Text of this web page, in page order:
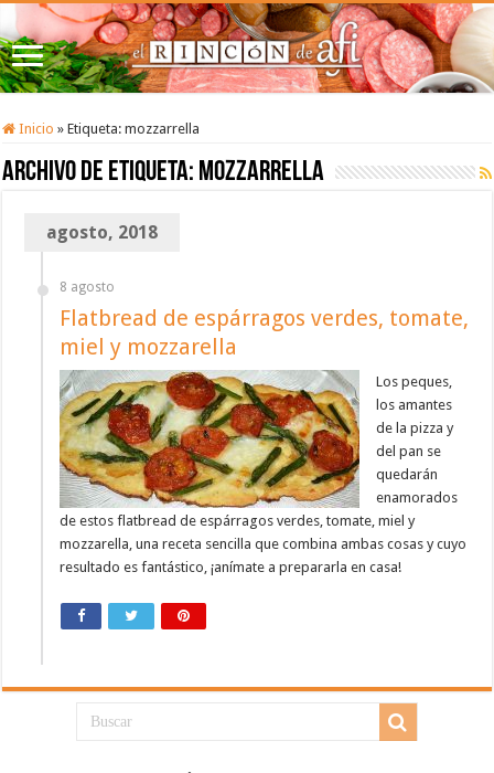
Inicio » Etiqueta:mozzarrella
Archivo de etiqueta: mozzarrella
agosto, 2018
8 agosto
Flatbread de espárragos verdes, tomate,
miel y mozzarella
Los peques,
los amantes
de la pizza y
del pan se
quedarán
enamorados
de estos flatbread de espárragos verdes, tomate, miel y
mozzarella, una receta sencilla que combina ambas cosas y cuyo
resultado es fantástico, ¡anímate a prepararla en casa!